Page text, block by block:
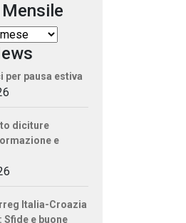
per pausa estiva
diciture
e
Italia-Croazia
e buone